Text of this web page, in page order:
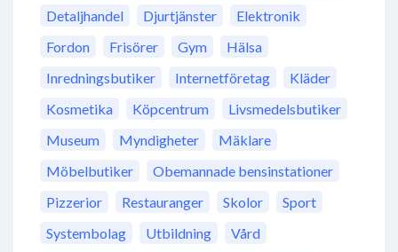
Detaljhandel
Djurtjänster
Elektronik
Fordon
Frisörer Gym
Hälsa
Inredningsbutiker
Internetföretag
Kläder
Kosmetika
Köpcentrum
Livsmedelsbutiker
Museum
Myndigheter
Mäklare
Möbelbutiker
Obemannade bensinstationer
Pizzerior
Restauranger Skolor
Sport
Systembolag
Utbildning
Vård